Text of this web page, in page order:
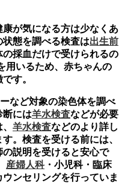
が気になる方は少なくあ
態を調べる検査は出生前
採血だけで受けられるの
用いるため、赤ちゃんの
す。
など対象の染色体を調べ
断には羊水検査などが必要
羊水検査などのより詳し
。検査を受ける前には、
説明を受けると安心で
産婦人科・小児科・臨床
ンセリングを行っていま